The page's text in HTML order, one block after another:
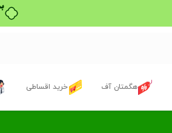
هگمتان آف خرید اقساطی